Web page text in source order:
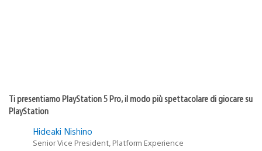
Ti presentiamo PlayStation 5 Pro, il modo più spettacolare di giocare su
PlayStation
Hideaki Nishino
Senior Vice President, Platform Experience